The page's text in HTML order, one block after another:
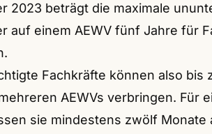
2023 beträgt die maximale
auf einem AEWV fünf Jahre für
Fachkräfte können also bis
AEWVs verbringen. Für
sie mindestens zwölf Monate